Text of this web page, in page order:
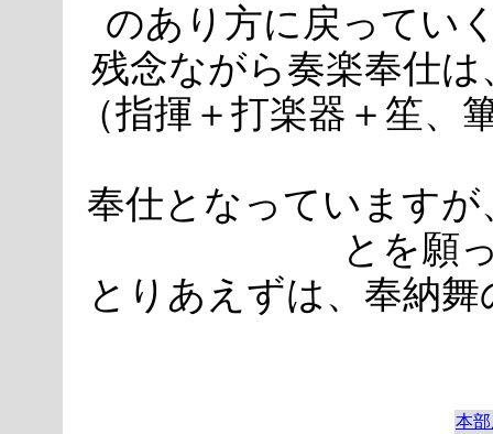
のあり方に戻ってい
残念ながら奏楽奉仕
（指揮＋打楽器＋笙、
奉仕となっています
とを願
とりあえずは、奉納
本